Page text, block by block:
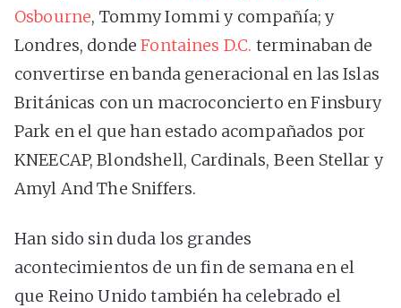
Osbourne, Tommy Iommi y compañía; y
Londres, dondeFontaines D.C. terminaban de
convertirse en banda generacional en las Islas
Británicas con un macroconcierto en Finsbury
Park en el que han estado acompañados por
KNEECAP, Blondshell, Cardinals, Been Stellar y
Amyl And The Sniffers.
Han sido sin duda los grandes
acontecimientos de un fin de semana en el
que Reino Unido también ha celebrado el